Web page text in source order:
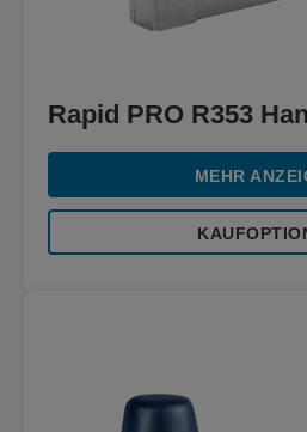
Rapid PRO R353
MEHR